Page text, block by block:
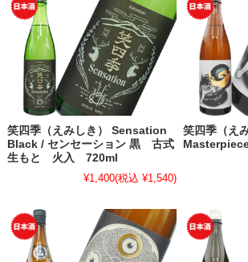
笑四季（えみしき） Sensation
Black / センセーション 黒 古式
生もと 火入 720ml
¥1,400(税込 ¥1,540)
笑四季（え